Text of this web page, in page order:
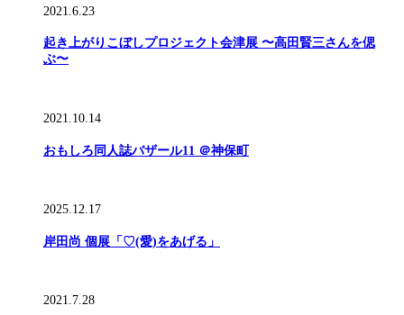
2021.6.23
起き上がりこぼしプロジェクト会津展 〜高田賢三さんを偲
ぶ〜
2021.10.14
おもしろ同人誌バザール11 ＠神保町
2025.12.17
岸田尚 個展「♡(愛)をあげる」
2021.7.28